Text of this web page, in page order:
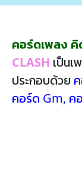
คอร์ดเพลง คิ
CLASH เป็น
ประกอบด้วย
คอร์ด Gm, ค